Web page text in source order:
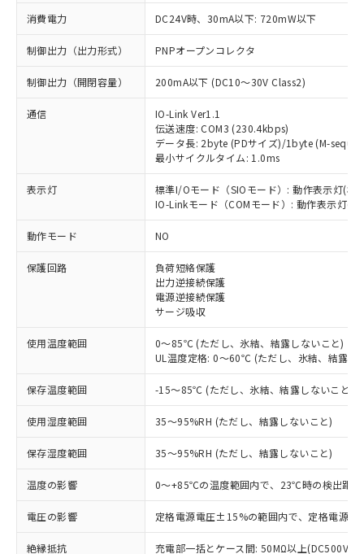
消費電力 DC24V時、30mA以下: 720mW以下
制御出力（出力形式） PNPオープンコレクタ
制御出力（開閉容量） 200mA以下 (DC10～30V Class2)
通信
IO-Link Ver1.1
伝送速度: COM3 (230.4kbps)
データ長: 2byte (PDサイズ)/1byte (M-
最小サイクルタイム: 1.0ms
表示灯
標準I/Oモード（SIOモード）: 動作表示灯(橙
IO-Linkモード（COMモード）: 動作表示灯(
動作モード NO
保護回路
負荷短絡保護
出力逆接続保護
電源逆接続保護
サージ吸収
使用温度範囲
0～85℃ (ただし、氷結、結露しないこと)
UL温度定格: 0～60℃ (ただし、氷結、結露し
保存温度範囲 -15～85℃ (ただし、氷結、結露しないこと)
使用湿度範囲 35～95%RH (ただし、結露しないこと)
保存湿度範囲 35～95%RH (ただし、結露しないこと)
温度の影響 0～+85℃の温度範囲内で、23℃時の検出距
電圧の影響 定格電源電圧±15%の範囲内で、定格電源
絶縁抵抗 充電部一括とケース間: 50MΩ以上(DC500Vメ
ご利用条件
以下の条件をお読みいただき、同意のうえ
ご利用ください。
本サービスは、当社制御機器事業取扱
商品の当社在庫状況および標準価格
(税抜)を提供させていただくもので
当社制御機器事業取扱商品の中には、
本サービスの対象外となる商品もある
ことをご了承ください。
在庫状況および標準価格照会結果は、
対応済み：EU RoHS指令（10物質）の
非含有に対応した製品が提供可能な商品で
対応予定：EU RoHS指令（10物質）の非含
有に対応した製品に切り替える予定のある
商品です。
対応予定なし：EU RoHS指令（10物質）の
非含有に非対応の商品で、対応品を出す予
定はありません。
調査・確認中：EU RoHS指令（10物質）の
非含有の対応状況を調査中または確認中の
非該当品：ライセンス料など無形物で、有
害物質有無と関係のない商品です。
仕入先様の事情により、非含有部品として
いたものが、含有品と判明した場合などや
※1 中国RoHS○×表
「○」：最大均質材料含有率が中国RoHSの
基準値以下であることを示します。
「×」：最大均質材料含有率が中国RoHSの
基準値を超えていることを示します。
「－」：未確認です。当社販売部門へお問
い合わせください。
当社は、これら貴社製品のうち、外国
為替および外国貿易法に定める商品
（以下｢規制貨物等」という）を輸出